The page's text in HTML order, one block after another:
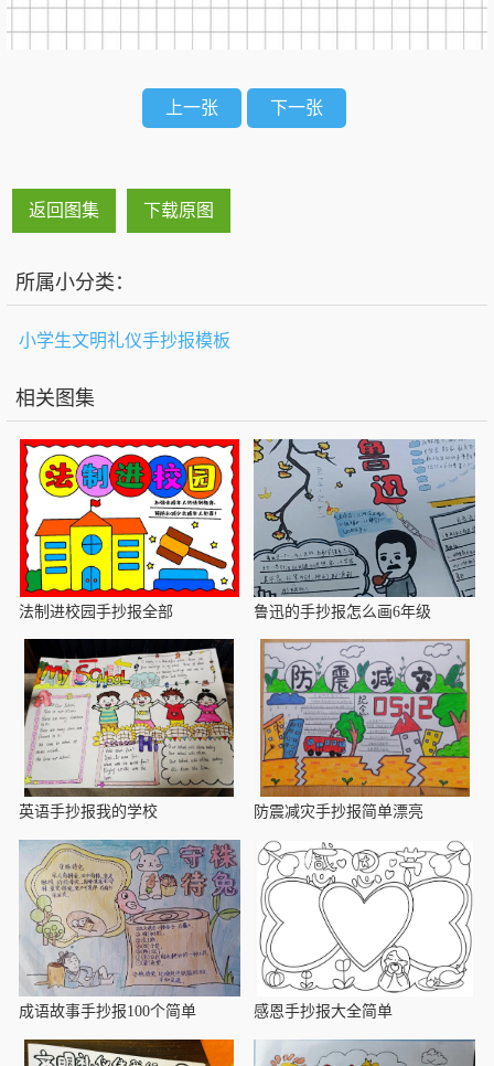
上一张 下一张
返回图集 下载原图
所属小分类：
小学生文明礼仪手抄报模板
相关图集
法制进校园手抄报全部 鲁迅的手抄报怎么画6年级
英语手抄报我的学校 防震减灾手抄报简单漂亮
成语故事手抄报100个简单 感恩手抄报大全简单